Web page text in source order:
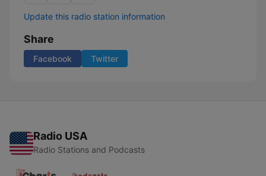
Update this radio station information
Share
Facebook Twitter
Radio USA
Radio Stations and Podcasts